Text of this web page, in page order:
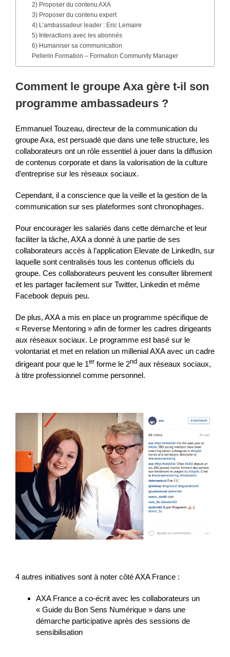
2) Proposer du contenu AXA
3) Proposer du contenu expert
4) L’ambassadeur leader : Eric Lemaire
5) Interactions avec les abonnés
6) Humaniser sa communication
Pellerin Formation – Formation Community Manager
Comment le groupe Axa gère t-il son
programme ambassadeurs ?
Emmanuel Touzeau, directeur de la communication du
groupe Axa, est persuadé que dans une telle structure, les
collaborateurs ont un rôle essentiel à jouer dans la diffusion
de contenus corporate et dans la valorisation de la culture
d’entreprise sur les réseaux sociaux.
Cependant, il a conscience que la veille et la gestion de la
communication sur ses plateformes sont chronophages.
Pour encourager les salariés dans cette démarche et leur
faciliter la tâche, AXA a donné à une partie de ses
collaborateurs accès à l’application Elevate de LinkedIn, sur
laquelle sont centralisés tous les contenus officiels du
groupe. Ces collaborateurs peuvent les consulter librement
et les partager facilement sur Twitter, Linkedin et même
Facebook depuis peu.
De plus, AXA a mis en place un programme spécifique de
« Reverse Mentoring » afin de former les cadres dirigeants
aux réseaux sociaux. Le programme est basé sur le
volontariat et met en relation un millenial AXA avec un cadre
dirigeant pour que le 1er forme le 2nd aux réseaux sociaux,
à titre professionnel comme personnel.
4 autres initiatives sont à noter côté AXA France :
AXA France a co-écrit avec les collaborateurs un
« Guide du Bon Sens Numérique » dans une
démarche participative après des sessions de
sensibilisation